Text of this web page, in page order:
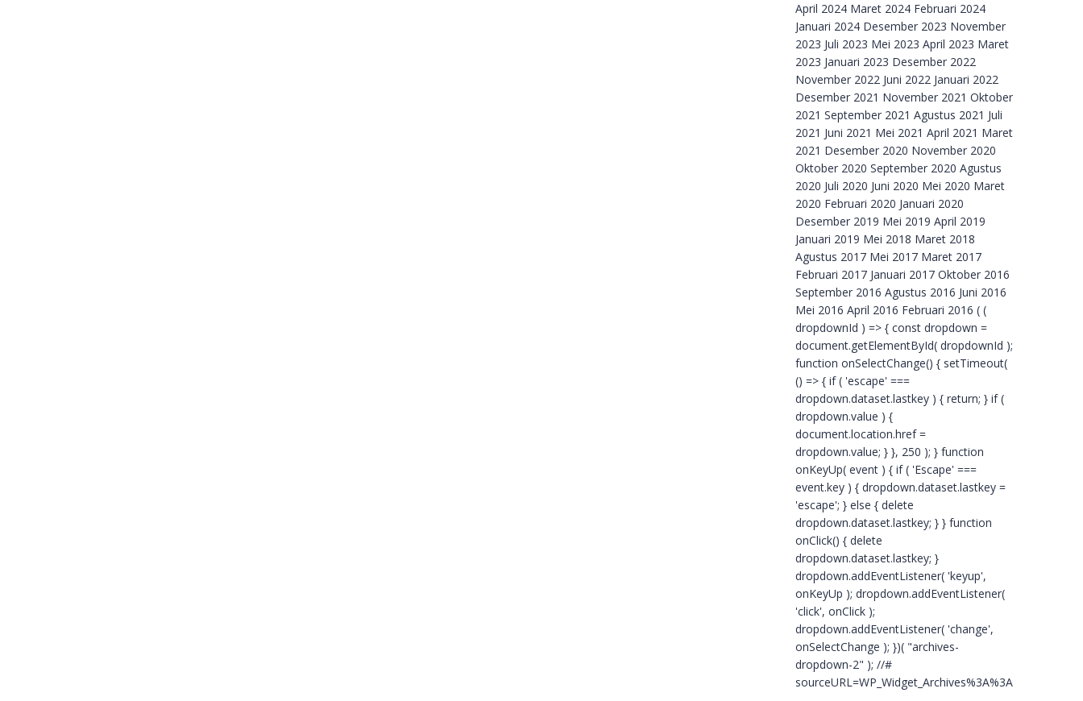
April 2024 Maret 2024 Februari 2024
Januari 2024 Desember 2023 November
2023 Juli 2023 Mei 2023 April 2023 Maret
2023 Januari 2023 Desember 2022
November 2022 Juni 2022 Januari 2022
Desember 2021 November 2021 Oktober
2021 September 2021 Agustus 2021 Juli
2021 Juni 2021 Mei 2021 April 2021 Maret
2021 Desember 2020 November 2020
Oktober 2020 September 2020 Agustus
2020 Juli 2020 Juni 2020 Mei 2020 Maret
2020 Februari 2020 Januari 2020
Desember 2019 Mei 2019 April 2019
Januari 2019 Mei 2018 Maret 2018
Agustus 2017 Mei 2017 Maret 2017
Februari 2017 Januari 2017 Oktober 2016
September 2016 Agustus 2016 Juni 2016
Mei 2016 April 2016 Februari 2016 ( (
dropdownId ) => { const dropdown =
document.getElementById( dropdownId );
function onSelectChange() { setTimeout(
() => { if ( 'escape' ===
dropdown.dataset.lastkey ) { return; } if (
dropdown.value ) {
document.location.href =
dropdown.value; } }, 250 ); } function
onKeyUp( event ) { if ( 'Escape' ===
event.key ) { dropdown.dataset.lastkey =
'escape'; } else { delete
dropdown.dataset.lastkey; } } function
onClick() { delete
dropdown.dataset.lastkey; }
dropdown.addEventListener( 'keyup',
onKeyUp ); dropdown.addEventListener(
'click', onClick );
dropdown.addEventListener( 'change',
onSelectChange ); })( "archives-
dropdown-2" ); //#
sourceURL=WP_Widget_Archives%3A%3Awidget